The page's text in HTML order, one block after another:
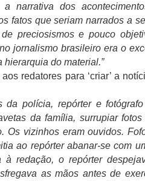
a narrativa dos
fatos que seriam narrados a
preciosismos e pouco
jornalismo brasileiro era o
do material.”
redatores para ‘criar’ a
da polícia, repórter e
da família, surrupiar
Os vizinhos eram ouvidos.
ao repórter abanar-se com
redação, o repórter
as mãos antes de